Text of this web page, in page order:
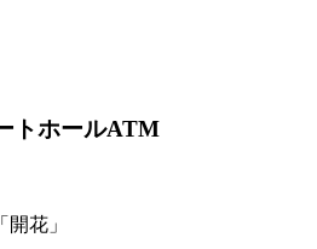
トホールATM
花」